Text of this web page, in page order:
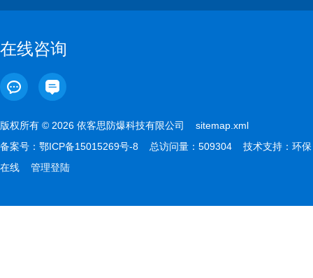
在线咨询
版权所有 © 2026 依客思防爆科技有限公司 sitemap.xml
备案号： 鄂ICP备15015269号-8 总访问量：509304 技术支持： 环保
在线
管理登陆